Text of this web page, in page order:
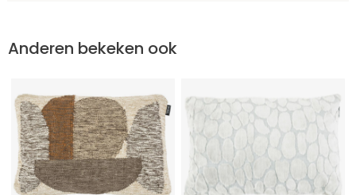
Anderen bekeken ook